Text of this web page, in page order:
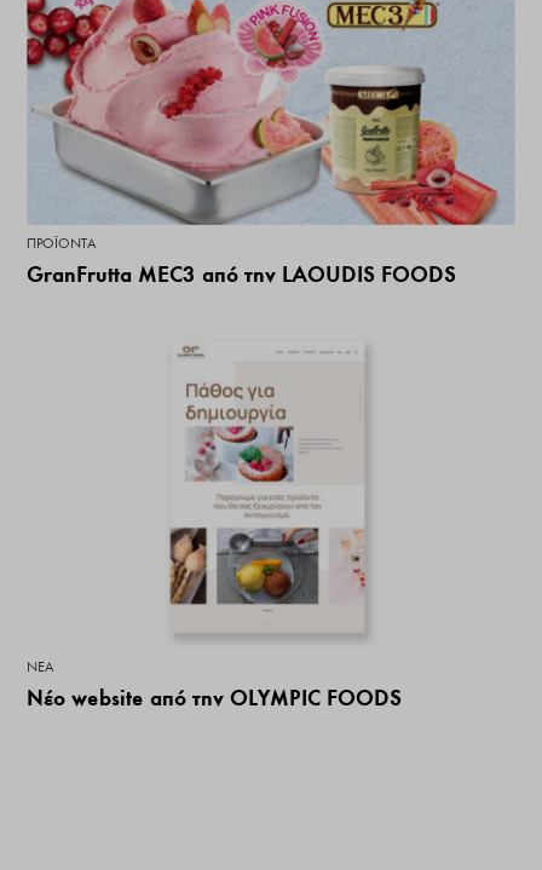
ΠΡΟΪΌΝΤΑ
GranFrutta MEC3 από την LAOUDIS FOODS
ΝΕΑ
Νέο website από την OLYMPIC FOODS